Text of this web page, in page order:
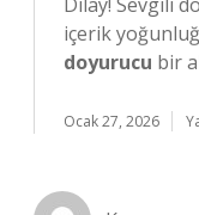
içerik
doyurucu bir
Ocak 27, 2026